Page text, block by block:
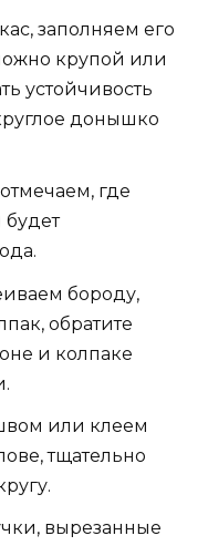
заполняем его
крупой или
устойчивость
донышко
где
бороду,
обратите
и колпаке
или клеем
тщательно
вырезанные